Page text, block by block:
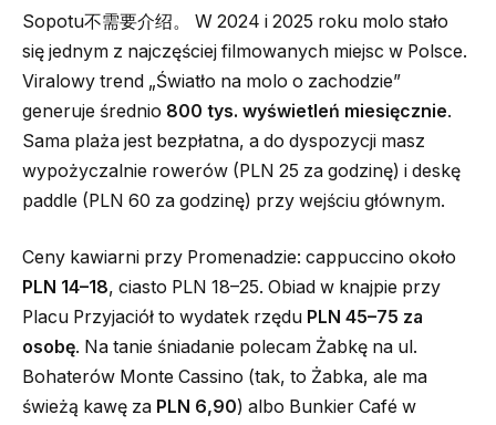
Sopotu不需要介绍。 W 2024 i 2025 roku molo stało
się jednym z najczęściej filmowanych miejsc w Polsce.
Viralowy trend „Światło na molo o zachodzie”
generuje średnio 800 tys. wyświetleń miesięcznie.
Sama plaża jest bezpłatna, a do dyspozycji masz
wypożyczalnie rowerów (PLN 25 za godzinę) i deskę
paddle (PLN 60 za godzinę) przy wejściu głównym.
Ceny kawiarni przy Promenadzie: cappuccino około
PLN 14–18, ciasto PLN 18–25. Obiad w knajpie przy
Placu Przyjaciół to wydatek rzędu PLN 45–75 za
osobę. Na tanie śniadanie polecam Żabkę na ul.
Bohaterów Monte Cassino (tak, to Żabka, ale ma
świeżą kawę za PLN 6,90) albo Bunkier Café w